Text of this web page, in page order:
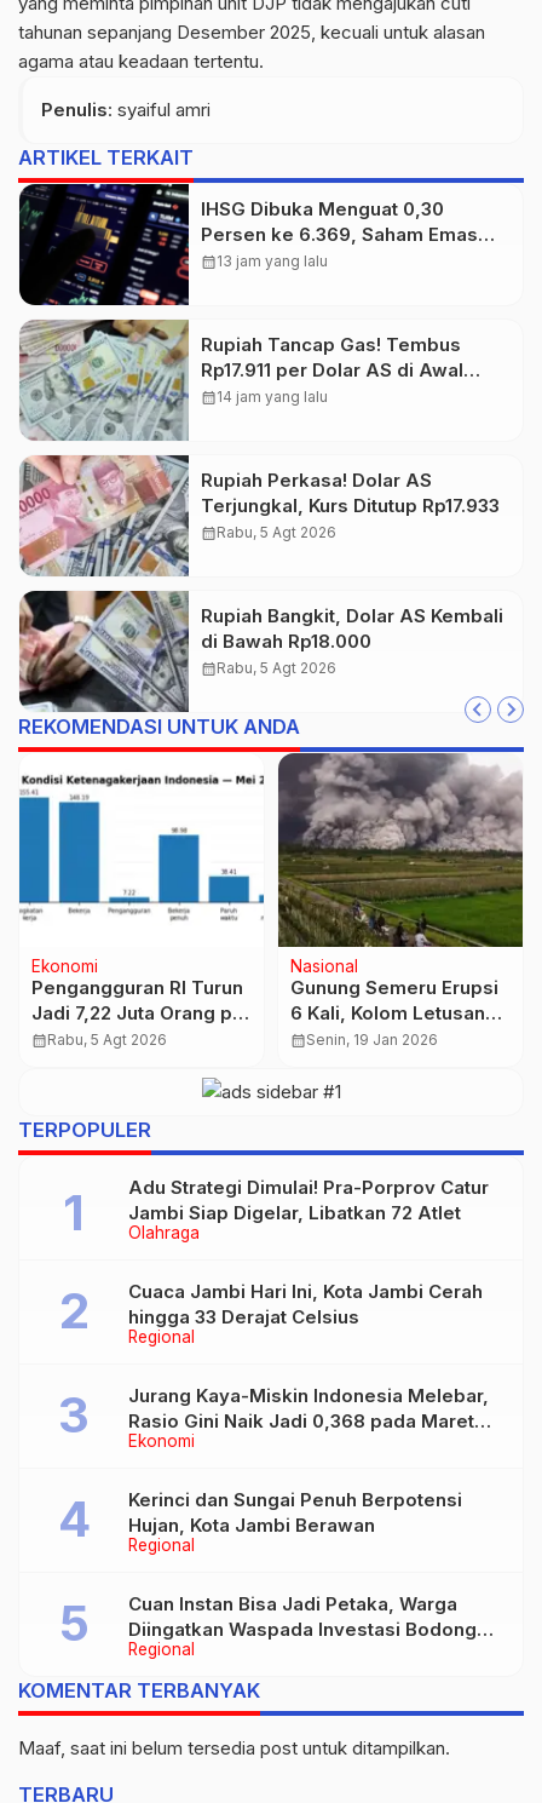
tahunan sepanjang Desember 2025, kecuali untuk alasan
agama atau keadaan tertentu.
Penulis: syaiful amri
ARTIKEL TERKAIT
IHSG Dibuka Menguat 0,30
Persen ke 6.369, Saham Emas
dan Tambang Jadi Penggerak
calendar_month13 jam yang lalu
Rupiah Tancap Gas! Tembus
Rp17.911 per Dolar AS di Awal
Perdagangan
calendar_month14 jam yang lalu
Rupiah Perkasa! Dolar AS
Terjungkal, Kurs Ditutup Rp17.933
calendar_monthRabu, 5 Agt 2026
Rupiah Bangkit, Dolar AS Kembali
di Bawah Rp18.000
calendar_monthRabu, 5 Agt 2026
REKOMENDASI UNTUK ANDA
Ekonomi
Pengangguran RI Turun
Jadi 7,22 Juta Orang per
Mei 2026
calendar_monthRabu, 5 Agt 2026
Nasional
Gunung Semeru Erupsi
6 Kali, Kolom Letusan
Tertinggi Capai 1
calendar_monthSenin, 19 Jan 2026
TERPOPULER
Olahraga
Adu Strategi Dimulai! Pra-Porprov Catur
Jambi Siap Digelar, Libatkan 72 Atlet
Regional
Cuaca Jambi Hari Ini, Kota Jambi Cerah
hingga 33 Derajat Celsius
Ekonomi
Jurang Kaya-Miskin Indonesia Melebar,
Rasio Gini Naik Jadi 0,368 pada Maret
2026
Regional
Kerinci dan Sungai Penuh Berpotensi
Hujan, Kota Jambi Berawan
Regional
Cuan Instan Bisa Jadi Petaka, Warga
Diingatkan Waspada Investasi Bodong
dan Judi Online
KOMENTAR TERBANYAK
Maaf, saat ini belum tersedia post untuk ditampilkan.
TERBARU